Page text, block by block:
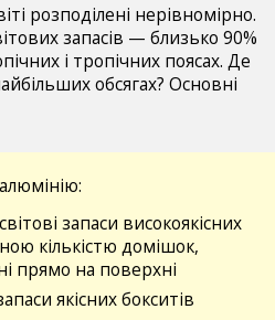
розподілені нерівномірно.
запасів — близько 90%
і тропічних поясах. Де
обсягах? Основні
запаси високоякісних
кількістю домішок,
прямо на поверхні
якісних бокситів